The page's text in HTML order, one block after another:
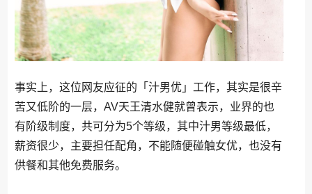
事实上，这位网友应征的「汁男优」工作，其实是很辛
苦又低阶的一层，AV天王清水健就曾表示，业界的也
有阶级制度，共可分为5个等级，其中汁男等级最低，
薪资很少，主要担任配角，不能随便碰触女优，也没有
供餐和其他免费服务。